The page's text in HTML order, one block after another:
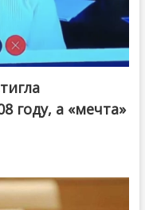
году, а «мечта»